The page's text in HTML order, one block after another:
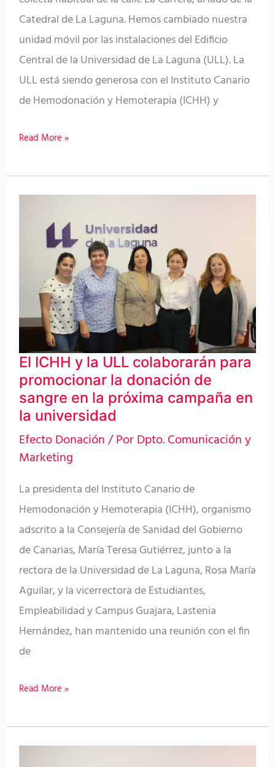
Catedral de La Laguna. Hemos cambiado nuestra
unidad móvil por las instalaciones del Edificio
Central de la Universidad de La Laguna (ULL). La
ULL está siendo generosa con el Instituto Canario
de Hemodonación y Hemoterapia (ICHH) y
Read More »
El ICHH y la ULL colaborarán para
promocionar la donación de
sangre en la próxima campaña en
la universidad
Efecto Donación/ PorDpto. Comunicación y
Marketing
La presidenta del Instituto Canario de
Hemodonación y Hemoterapia (ICHH), organismo
adscrito a la Consejería de Sanidad del Gobierno
de Canarias, María Teresa Gutiérrez, junto a la
rectora de la Universidad de La Laguna, Rosa María
Aguilar, y la vicerrectora de Estudiantes,
Empleabilidad y Campus Guajara, Lastenia
Hernández, han mantenido una reunión con el fin
de
colaborarán
para
promocionar
la
donación
de
en
próxima
campaña
en
la
universidad
Read More »